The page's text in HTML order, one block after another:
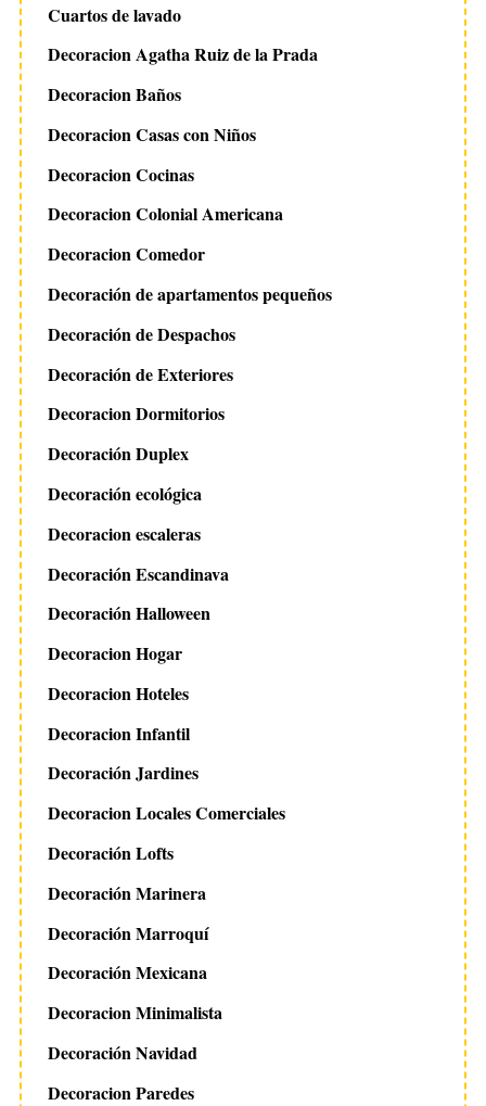
Cuartos de lavado
Decoracion Agatha Ruiz de la Prada
Decoracion Baños
Decoracion Casas con Niños
Decoracion Cocinas
Decoracion Colonial Americana
Decoracion Comedor
Decoración de apartamentos pequeños
Decoración de Despachos
Decoración de Exteriores
Decoracion Dormitorios
Decoración Duplex
Decoración ecológica
Decoracion escaleras
Decoración Escandinava
Decoración Halloween
Decoracion Hogar
Decoracion Hoteles
Decoracion Infantil
Decoración Jardines
Decoracion Locales Comerciales
Decoración Lofts
Decoración Marinera
Decoración Marroquí
Decoración Mexicana
Decoracion Minimalista
Decoración Navidad
Decoracion Paredes